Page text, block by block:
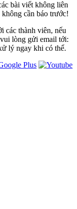
bài viết không liên
cần báo trước!
các thành viên, nếu
lòng gửi email tới:
lý ngay khi có thể.